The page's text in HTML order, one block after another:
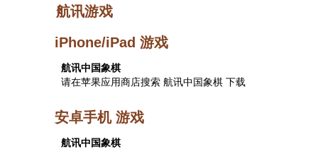
航讯游戏
iPhone/iPad 游戏
航讯中国象棋
请在苹果应用商店搜索 航讯中国象棋 下载
安卓手机 游戏
航讯中国象棋